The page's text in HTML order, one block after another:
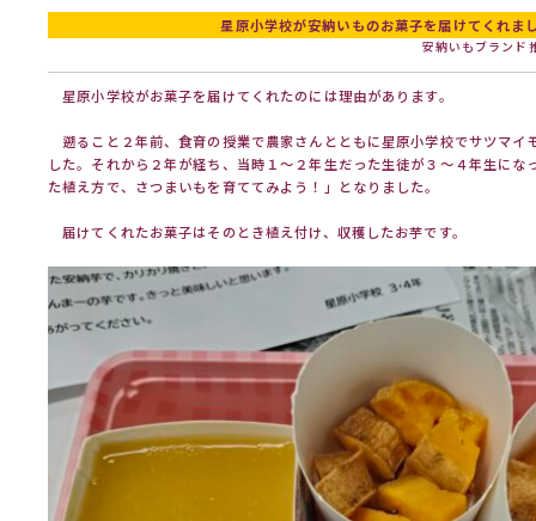
星原小学校が安納いものお菓子を届けてくれま
安納いもブランド
星原小学校がお菓子を届けてくれたのには理由があります。
遡ること２年前、食育の授業で農家さんとともに星原小学校でサツマイ
した。それから２年が経ち、当時１～２年生だった生徒が３～４年生にな
た植え方で、さつまいもを育ててみよう！」となりました。
届けてくれたお菓子はそのとき植え付け、収穫したお芋です。